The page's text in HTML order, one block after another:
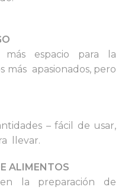
más espacio para la
más apasionados, pero
– fácil de usar,
llevar.
ALIMENTOS
la preparación de